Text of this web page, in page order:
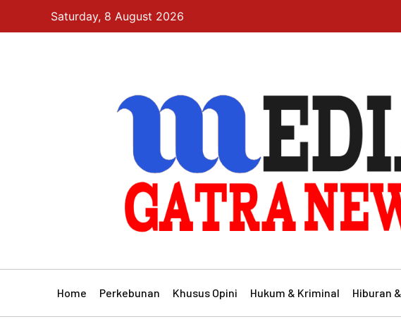
Saturday, 8 August 2026
Home Perkebunan Khusus Opini Hukum & Kriminal Hiburan